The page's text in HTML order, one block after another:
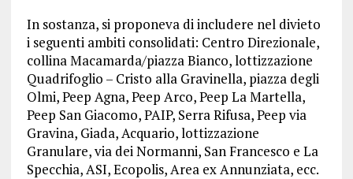
In sostanza, si proponeva di includere nel divieto
i seguenti ambiti consolidati: Centro Direzionale,
collina Macamarda/piazza Bianco, lottizzazione
Quadrifoglio – Cristo alla Gravinella, piazza degli
Olmi, Peep Agna, Peep Arco, Peep La Martella,
Peep San Giacomo, PAIP, Serra Rifusa, Peep via
Gravina, Giada, Acquario, lottizzazione
Granulare, via dei Normanni, San Francesco e La
Specchia, ASI, Ecopolis, Area ex Annunziata, ecc.